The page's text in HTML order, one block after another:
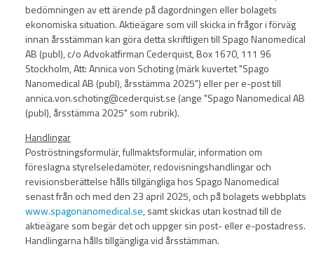
bedömningen av ett ärende på dagordningen eller bolagets
ekonomiska situation. Aktieägare som vill skicka in frågor i förväg
innan årsstämman kan göra detta skriftligen till Spago Nanomedical
AB (publ), c/o Advokatfirman Cederquist, Box 1670, 111 96
Stockholm, Att: Annica von Schoting (märk kuvertet "Spago
Nanomedical AB (publ), årsstämma 2025") eller per e-post till
annica.von.schoting@cederquist.se (ange "Spago Nanomedical AB
(publ), årsstämma 2025" som rubrik).
Handlingar
Poströstningsformulär, fullmaktsformulär, information om
föreslagna styrelseledamöter, redovisningshandlingar och
revisionsberättelse hålls tillgängliga hos Spago Nanomedical
senast från och med den 23 april 2025, och på bolagets webbplats
www.spagonanomedical.se, samt skickas utan kostnad till de
aktieägare som begär det och uppger sin post- eller e-postadress.
Handlingarna hålls tillgängliga vid årsstämman.